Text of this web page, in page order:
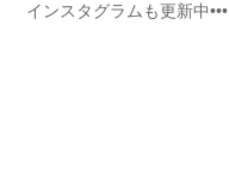
インスタグラムも更新中•••